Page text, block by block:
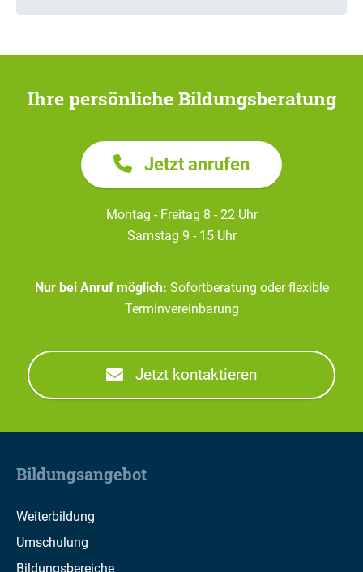
Ihre persönliche Bildungsberatung
Jetzt anrufen
Montag - Freitag 8 - 22 Uhr
Samstag 9 - 15 Uhr
Nur bei Anruf möglich: Sofortberatung oder flexible
Terminvereinbarung
Jetzt kontaktieren
Bildungsangebot
Weiterbildung
Umschulung
Bildungsbereiche